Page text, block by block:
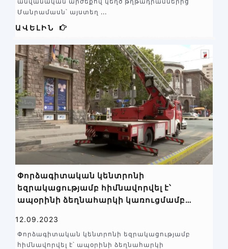
Մանրամասն՝ այստեղ ...
ԱՎԵԼԻՆ
Փորձագիտական կենտրոնի
եզրակացությամբ հիմնավորվել է՝
ապօրինի ձեղնահարկի կառուցմամբ
նորմերը.քաղաքապետարանն այն
ապամոնտաժել է
12.09.2023
Փորձագիտական կենտրոնի եզրակացությամբ
հիմնավորվել է՝ ապօրինի ձեղնահարկի